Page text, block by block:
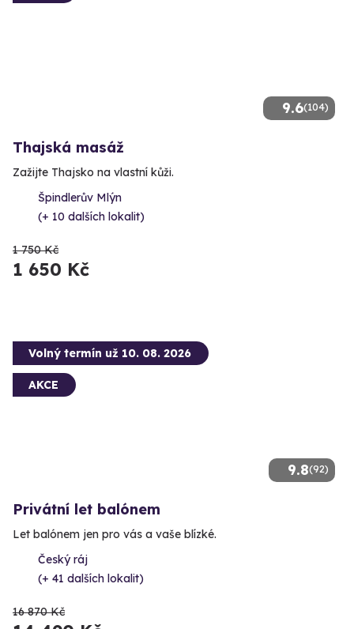
9.6(104)
Thajská masáž
Zažijte Thajsko na vlastní kůži.
Špindlerův Mlýn
(+ 10 dalších lokalit)
1 750 Kč
1 650 Kč
9.8(92)
Volný termín už 10. 08. 2026
AKCE
Privátní let balónem
Let balónem jen pro vás a vaše blízké.
Český ráj
(+ 41 dalších lokalit)
16 870 Kč